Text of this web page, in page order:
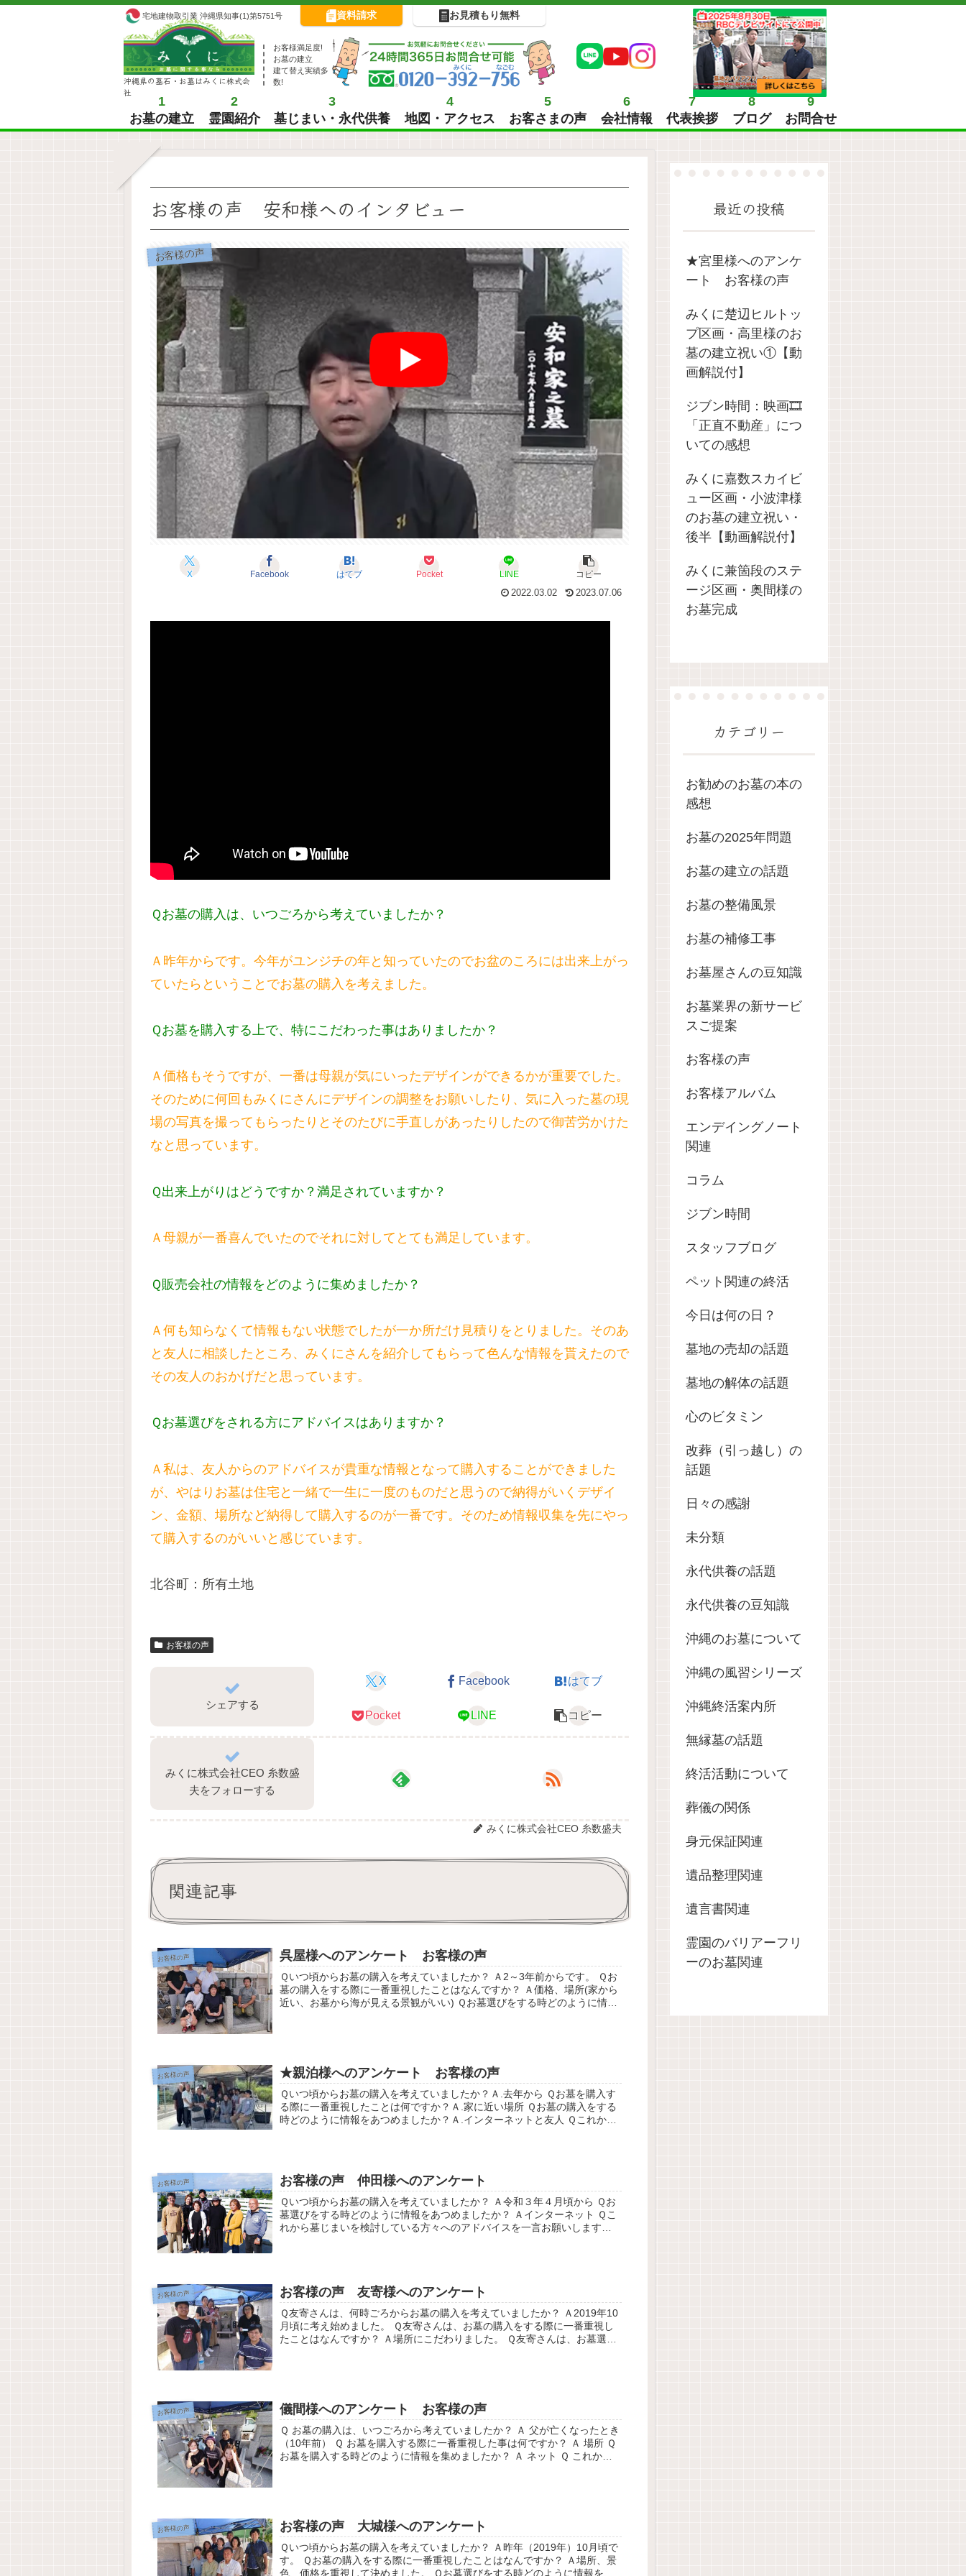
宅地建物取引業 沖縄県知事(1)第5751号 資料請求 お見積もり無料
沖縄県の墓石・お墓はみくに株式会
社
お客様満足度!
お墓の建立
建て替え実績多
数!
1
お墓の建立
2
霊園紹介
3
墓じまい・永代供養
4
地図・アクセス
5
お客さまの声
6
会社情報
7
代表挨拶
8
ブログ
9
お問合せ
お客様の声 安和様へのインタビュー
お客様の声
X Facebook はてブ Pocket LINE
コピー
2022.03.02
2023.07.06
Ｑお墓の購入は、いつごろから考えていましたか？
Ａ昨年からです。今年がユンジチの年と知っていたのでお盆のころには出来上がっ
ていたらということでお墓の購入を考えました。
Ｑお墓を購入する上で、特にこだわった事はありましたか？
Ａ価格もそうですが、一番は母親が気にいったデザインができるかが重要でした。
そのために何回もみくにさんにデザインの調整をお願いしたり、気に入った墓の現
場の写真を撮ってもらったりとそのたびに手直しがあったりしたので御苦労かけた
なと思っています。
Ｑ出来上がりはどうですか？満足されていますか？
Ａ母親が一番喜んでいたのでそれに対してとても満足しています。
Ｑ販売会社の情報をどのように集めましたか？
Ａ何も知らなくて情報もない状態でしたが一か所だけ見積りをとりました。そのあ
と友人に相談したところ、みくにさんを紹介してもらって色んな情報を貰えたので
その友人のおかげだと思っています。
Ｑお墓選びをされる方にアドバイスはありますか？
Ａ私は、友人からのアドバイスが貴重な情報となって購入することができました
が、やはりお墓は住宅と一緒で一生に一度のものだと思うので納得がいくデザイ
ン、金額、場所など納得して購入するのが一番です。そのため情報収集を先にやっ
て購入するのがいいと感じています。
北谷町：所有土地
お客様の声
シェアする
X Facebook はてブ
Pocket LINE コピー
みくに株式会社CEO 糸数盛
夫をフォローする
みくに株式会社CEO 糸数盛夫
関連記事
お客様の声 呉屋様へのアンケート お客様の声
Ｑいつ頃からお墓の購入を考えていましたか？ Ａ2～3年前からです。 Ｑお
墓の購入をする際に一番重視したことはなんですか？ Ａ価格、場所(家から
近い、お墓から海が見える景観がいい) Ｑお墓選びをする時どのように情報
お客様の声 ★親泊様へのアンケート お客様の声
Ｑいつ頃からお墓の購入を考えていましたか？Ａ.去年から Ｑお墓を購入す
る際に一番重視したことは何ですか？Ａ.家に近い場所 Ｑお墓の購入をする
時どのように情報をあつめましたか？Ａ.インターネットと友人 Ｑこれから
お客様の声 お客様の声 仲田様へのアンケート
Ｑいつ頃からお墓の購入を考えていましたか？ Ａ令和３年４月頃から Ｑお
墓選びをする時どのように情報をあつめましたか？ Ａインターネット Ｑこ
れから墓じまいを検討している方々へのアドバイスを一言お願いします。
お客様の声 お客様の声 友寄様へのアンケート
Ｑ友寄さんは、何時ごろからお墓の購入を考えていましたか？ Ａ2019年10
月頃に考え始めました。 Ｑ友寄さんは、お墓の購入をする際に一番重視し
たことはなんですか？ Ａ場所にこだわりました。 Ｑ友寄さんは、お墓選び
お客様の声 儀間様へのアンケート お客様の声
Ｑ お墓の購入は、いつごろから考えていましたか？ Ａ 父が亡くなったとき
（10年前） Ｑ お墓を購入する際に一番重視した事は何ですか？ Ａ 場所 Ｑ
お墓を購入する時どのように情報を集めましたか？ Ａ ネット Ｑ これから
お客様の声 お客様の声 大城様へのアンケート
Ｑいつ頃からお墓の購入を考えていましたか？ Ａ昨年（2019年）10月頃で
す。 Ｑお墓の購入をする際に一番重視したことはなんですか？ Ａ場所、景
色、価格を重視して決めました。 Ｑお墓選びをする時どのように情報をあ
最近の投稿
★宮里様へのアンケ
ート お客様の声
みくに楚辺ヒルトッ
プ区画・高里様のお
墓の建立祝い①【動
画解説付】
ジブン時間：映画🎞️
「正直不動産」につ
いての感想
みくに嘉数スカイビ
ュー区画・小波津様
のお墓の建立祝い・
後半【動画解説付】
みくに兼箇段のステ
ージ区画・奥間様の
お墓完成
カテゴリー
お勧めのお墓の本の
感想
お墓の2025年問題
お墓の建立の話題
お墓の整備風景
お墓の補修工事
お墓屋さんの豆知識
お墓業界の新サービ
スご提案
お客様の声
お客様アルバム
エンデイングノート
関連
コラム
ジブン時間
スタッフブログ
ペット関連の終活
今日は何の日？
墓地の売却の話題
墓地の解体の話題
心のビタミン
改葬（引っ越し）の
話題
日々の感謝
未分類
永代供養の話題
永代供養の豆知識
沖縄のお墓について
沖縄の風習シリーズ
沖縄終活案内所
無縁墓の話題
終活活動について
葬儀の関係
身元保証関連
遺品整理関連
遺言書関連
霊園のバリアーフリ
ーのお墓関連